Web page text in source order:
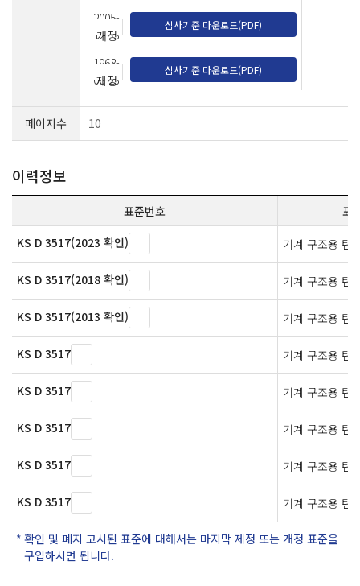
2005-
12-13
개정
심사기준 다운로드(PDF)
1968-
08-23
제정
심사기준 다운로드(PDF)
페이지수 10
이력정보
표준번호
표
KS D 3517(2023 확인)
기계 구조용 탄
KS D 3517(2018 확인) 기계 구조용 탄
KS D 3517(2013 확인) 기계 구조용 탄
KS D 3517 기계 구조용 탄
KS D 3517 기계 구조용 탄
KS D 3517 기계 구조용 탄
KS D 3517 기계 구조용 탄
KS D 3517 기계 구조용 탄
확인 및 폐지 고시된 표준에 대해서는 마지막 제정 또는 개정 표준을
구입하시면 됩니다.